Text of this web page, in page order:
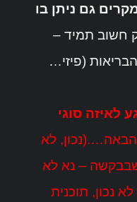
גם ניתן בו
חשוב תמיד –
(פיזי…
לאיזה סוגי
לא
– נא לא
נכון, תוכנית